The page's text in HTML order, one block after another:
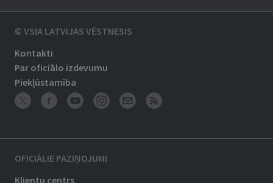
© VSIA LATVIJAS VĒSTNESIS
Kontakti
Par oficiālo izdevumu
Piekļūstamība
OFICIĀLIE PAZIŅOJUMI
Klientu centrs